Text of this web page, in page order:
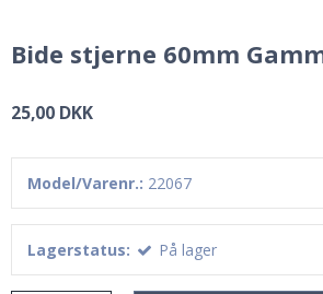
Bide stjerne 60mm
25,00 DKK
Model/Varenr.: 22067
Lagerstatus: På lager